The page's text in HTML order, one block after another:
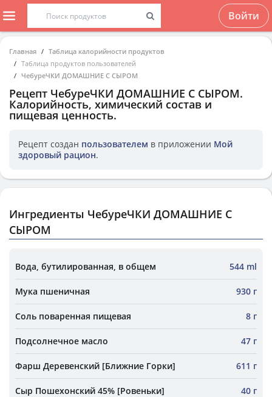
Войти
Главная
Таблица калорийности продуктов
Таблица продуктов пользователей
ЧебуреЧКИ ДОМАШНИЕ С СЫРОМ
Рецепт ЧебуреЧКИ ДОМАШНИЕ С СЫРОМ.
Калорийность, химический состав и
пищевая ценность.
Рецепт создан пользователем в приложении Мой
здоровый рацион.
Ингредиенты ЧебуреЧКИ ДОМАШНИЕ С
СЫРОМ
Вода, бутилированная, в общем 544 ml
Мука пшеничная 930 г
Соль поваренная пищевая 8 г
Подсолнечное масло 47 г
Фарш Деревенский [Ближние Горки] 611 г
Сыр Пошехонский 45% [Ровеньки] 40 г